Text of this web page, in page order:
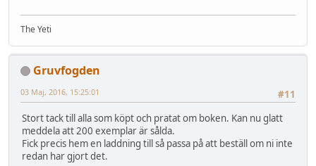
The Yeti
Gruvfogden
#11
03 Maj, 2016, 15:25:01
Stort tack till alla som köpt och pratat om boken. Kan nu glatt
meddela att 200 exemplar är sålda.
Fick precis hem en laddning till så passa på att beställ om ni inte
redan har gjort det.